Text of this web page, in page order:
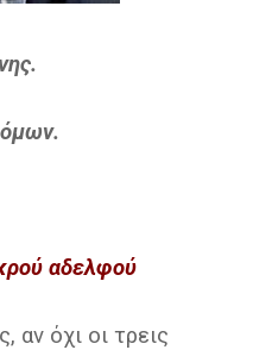
αδελφού
αν όχι οι τρεις